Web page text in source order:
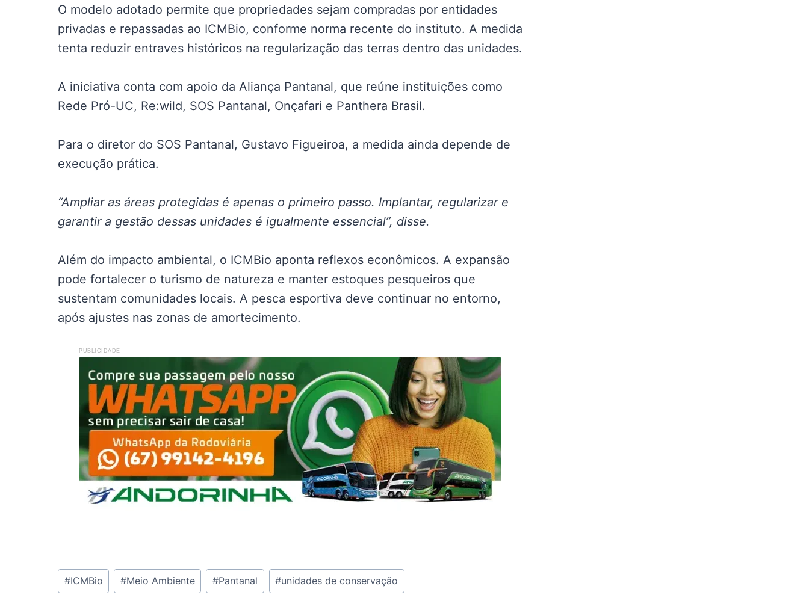
O modelo adotado permite que propriedades sejam compradas por entidades
privadas e repassadas ao ICMBio, conforme norma recente do instituto. A medida
tenta reduzir entraves históricos na regularização das terras dentro das unidades.
A iniciativa conta com apoio da Aliança Pantanal, que reúne instituições como
Rede Pró-UC, Re:wild, SOS Pantanal, Onçafari e Panthera Brasil.
Para o diretor do SOS Pantanal, Gustavo Figueiroa, a medida ainda depende de
execução prática.
“Ampliar as áreas protegidas é apenas o primeiro passo. Implantar, regularizar e
garantir a gestão dessas unidades é igualmente essencial”, disse.
Além do impacto ambiental, o ICMBio aponta reflexos econômicos. A expansão
pode fortalecer o turismo de natureza e manter estoques pesqueiros que
sustentam comunidades locais. A pesca esportiva deve continuar no entorno,
após ajustes nas zonas de amortecimento.
PUBLICIDADE
Tags
do
#ICMBio #Meio Ambiente #Pantanal #unidades de conservação